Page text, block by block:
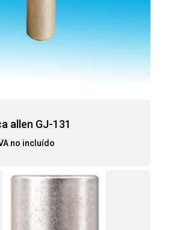
allen GJ-131
no incluído